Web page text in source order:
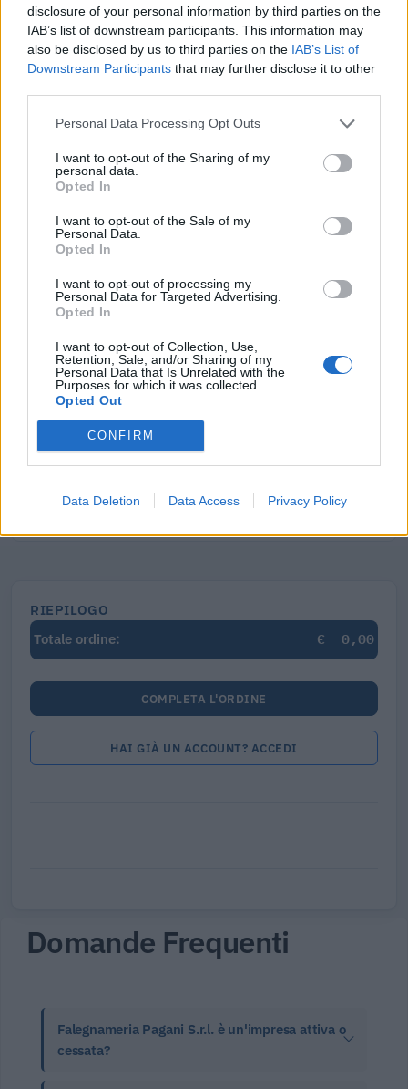
disclosure of your personal information by third parties on the
IAB’s list of downstream participants. This information may
also be disclosed by us to third parties on the IAB’s List of
Downstream Participants that may further disclose it to other
Personal Data Processing Opt Outs
I want to opt-out of the Sharing of my
personal data.
Opted In
I want to opt-out of the Sale of my
Personal Data.
Opted In
I want to opt-out of processing my
Personal Data for Targeted Advertising.
Opted In
I want to opt-out of Collection, Use,
Retention, Sale, and/or Sharing of my
Personal Data that Is Unrelated with the
Purposes for which it was collected.
Opted Out
CONFIRM
Data Deletion Data Access Privacy Policy
Tutti i documenti e servizi disponibili →
Documenti più richiesti
€ 7,77 IVA inclusa
Visure Camerali - Storico Società di Capitali
€ 9,36 IVA inclusa
RIEPILOGO
Totale ordine:
€ 0,00
COMPLETA L'ORDINE
HAI GIÀ UN ACCOUNT? ACCEDI
Domande Frequenti
Falegnameria Pagani S.r.l. è un'impresa attiva o
cessata?